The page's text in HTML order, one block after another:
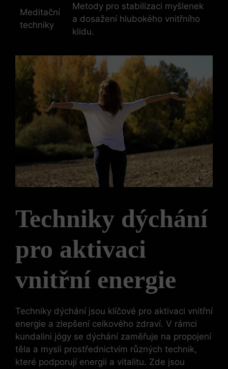
Meditační
techniky
Metody pro stabilizaci myšlenek
a dosažení hlubokého vnitřního
klidu.
Techniky dýchání
pro aktivaci
vnitřní energie
Techniky dýchání jsou klíčové pro aktivaci vnitřní
energie a zlepšení celkového zdraví. V rámci
kundalini jógy se dýchání zaměřuje na propojení
těla a mysli prostřednictvím různých technik,
které podporují energii a vitalitu. Zde jsou